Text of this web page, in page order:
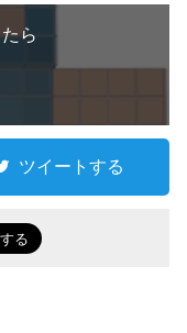
ら
ツイートする